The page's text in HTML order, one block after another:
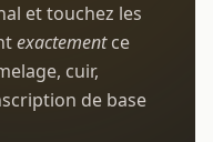
et touchez les
exactementce
cuir,
de base